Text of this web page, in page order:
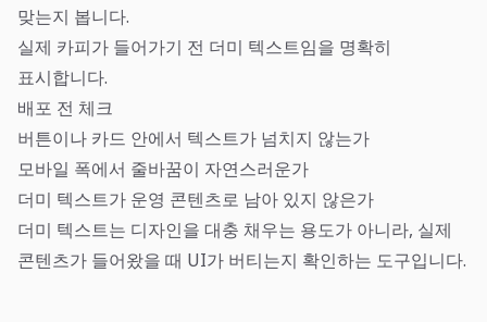
맞는지 봅니다.
실제 카피가 들어가기 전 더미 텍스트임을 명확히
표시합니다.
배포 전 체크
버튼이나 카드 안에서 텍스트가 넘치지 않는가
모바일 폭에서 줄바꿈이 자연스러운가
더미 텍스트가 운영 콘텐츠로 남아 있지 않은가
더미 텍스트는 디자인을 대충 채우는 용도가 아니라, 실제
콘텐츠가 들어왔을 때 UI가 버티는지 확인하는 도구입니다.